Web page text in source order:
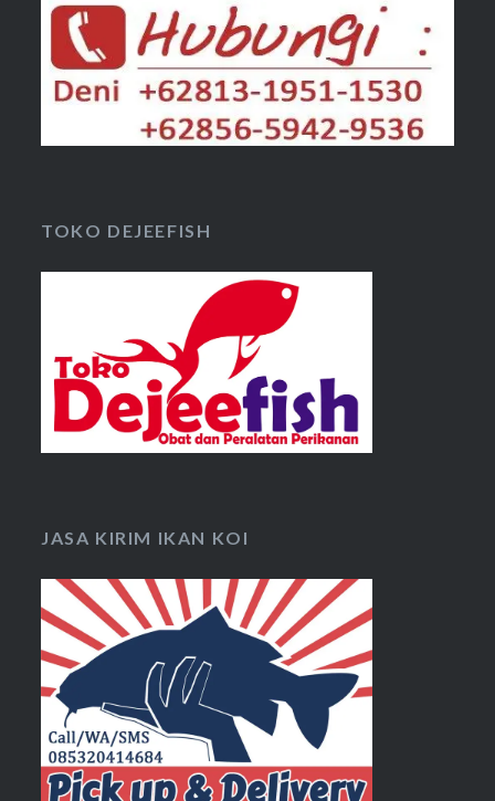
TOKO DEJEEFISH
JASA KIRIM IKAN KOI